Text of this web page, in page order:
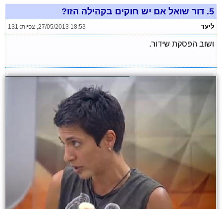
5. דור שואל אם יש חוקים בקהילה הזו?
ליעד 27/05/2013 18:53
, צפיות: 131
ושוב הפסקת שידור.